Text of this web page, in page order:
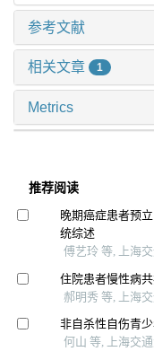
参考文献
相关文章 1
Metrics
推荐阅读
晚期癌症患者预
统综述
傅艺玲 等, 上海
住院患者慢性病
郝明秀 等, 上海
非自杀性自伤青
何山 等, 上海交